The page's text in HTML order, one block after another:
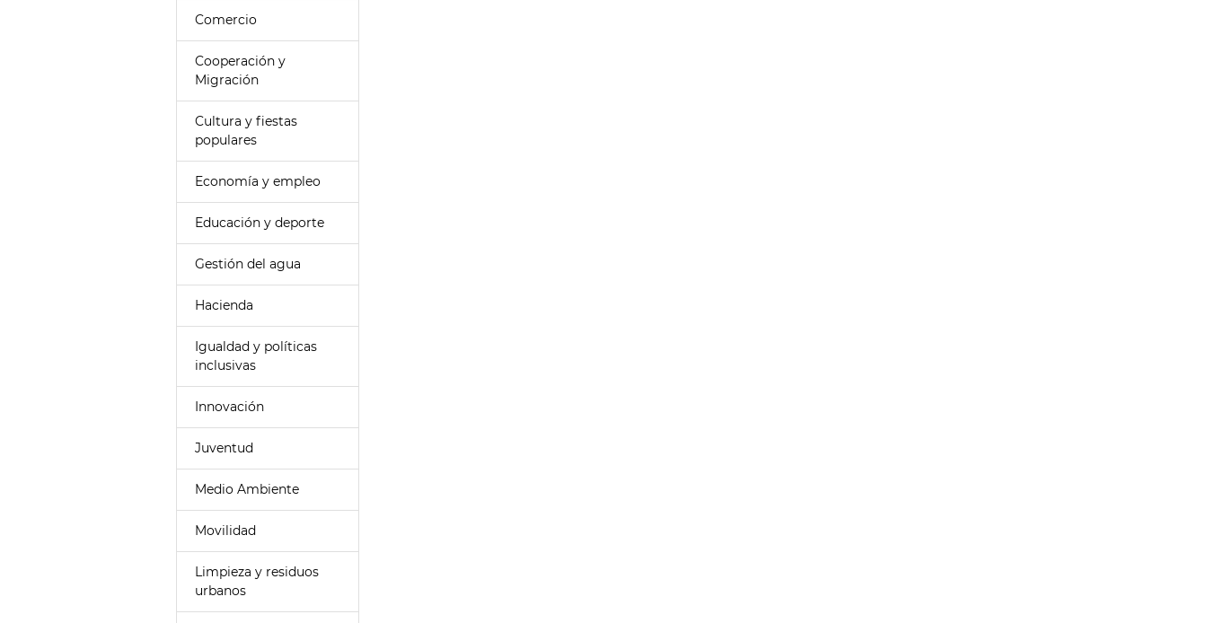
Comercio
Cooperación y
Migración
Cultura y fiestas
populares
Economía y empleo
Educación y deporte
Gestión del agua
Hacienda
Igualdad y políticas
inclusivas
Innovación
Juventud
Medio Ambiente
Movilidad
Limpieza y residuos
urbanos